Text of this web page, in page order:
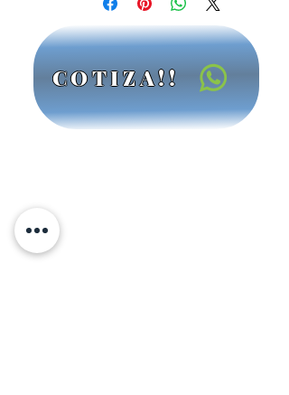
alfombras Guerrero-Sprint son
perfectas paraoficina, además de ser
COTIZA!!